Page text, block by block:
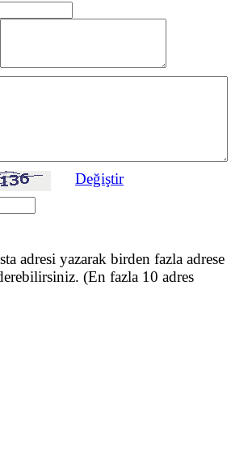
Değiştir
adresi yazarak birden fazla adrese
(En fazla 10 adres